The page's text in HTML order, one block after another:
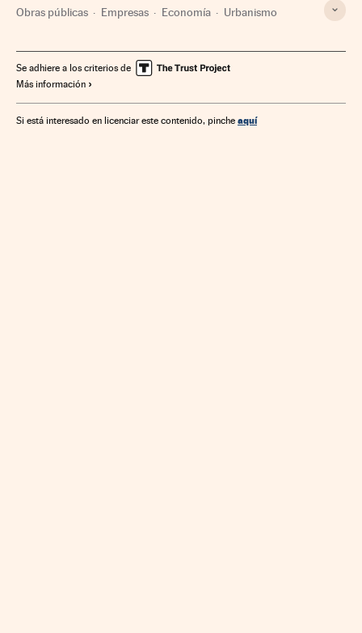
Obras públicas Empresas Economía Urbanismo
Se adhiere a los criterios de
Más información
Si está interesado en licenciar este contenido, pinche aquí